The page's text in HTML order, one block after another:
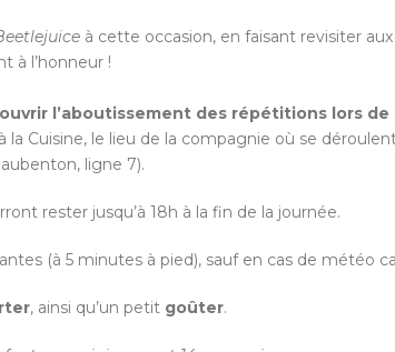
à cette occasion, en faisant revisiter
à l’honneur !
l’aboutissement des répétitions lors
Cuisine, le lieu de la compagnie où se
ligne 7).
rester jusqu’à 18h à la fin de la journée.
(à 5 minutes à pied), sauf en cas de météo
, ainsi qu’un petit goûter.